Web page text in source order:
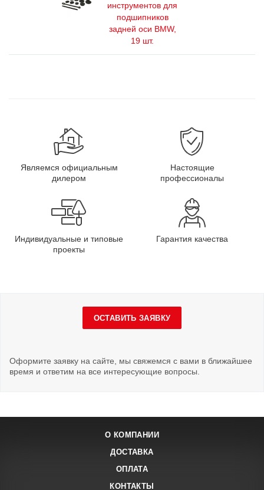
инструментов для
подшипников
задней оси BMW,
19 шт.
Являемся официальным
дилером
Настоящие
профессионалы
Индивидуальные и типовые
проекты
Гарантия качества
ОСТАВИТЬ ЗАЯВКУ
Оформите заявку на сайте, мы свяжемся с вами в ближайшее
время и ответим на все интересующие вопросы.
О КОМПАНИИ
ДОСТАВКА
ОПЛАТА
КОНТАКТЫ